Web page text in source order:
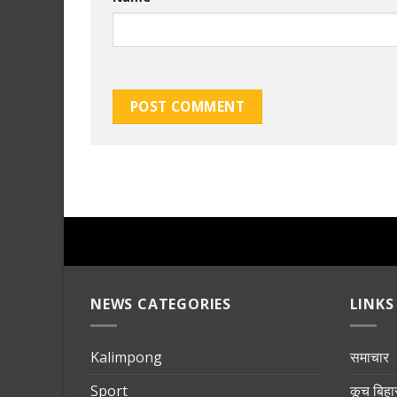
NEWS CATEGORIES
Kalimpong
Sport
LINKS
समाचार
कूच